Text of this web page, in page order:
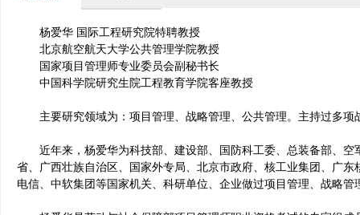
杨爱华 国际工程研究院特聘教授
北京航空航天大学公共管理学院教授
国家项目管理师专业委员会副秘书长
中国科学院研究生院工程教育学院客座教授
主要研究领域为：项目管理、战略管理、公共管理。主持过多项
近年来，杨爱华为科技部、建设部、国防科工委、总装备部、空
省、广西壮族自治区、国家外专局、北京市政府、核工业集团、广
电信、中软集团等国家机关、科研单位、企业做过项目管理、战略管